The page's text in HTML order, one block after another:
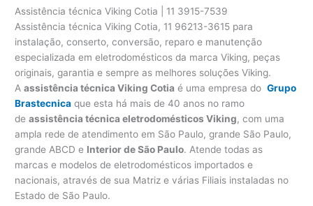
Assistência técnica Viking Cotia | 11 3915-7539
Assistência técnica Viking Cotia, 11 96213-3615 para
instalação, conserto, conversão, reparo e manutenção
especializada em eletrodomésticos da marca Viking, peças
originais, garantia e sempre as melhores soluções Viking.
Aassistência técnica Viking Cotia é uma empresa doGrupo
Brastecnica que esta há mais de 40 anos no ramo
deassistência técnica eletrodomésticos Viking, com uma
ampla rede de atendimento em São Paulo, grande São Paulo,
grande ABCD e Interior de São Paulo. Atende todas as
marcas e modelos de eletrodomésticos importados e
nacionais, através de sua Matriz e várias Filiais instaladas no
Estado de São Paulo.